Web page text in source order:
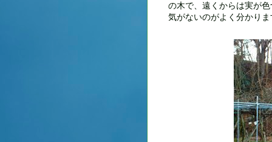
の木で、遠くからは実が
気がないのがよく分かりま